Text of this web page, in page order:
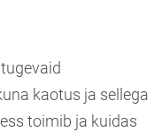
kaotus ja sellega
toimib ja kuidas